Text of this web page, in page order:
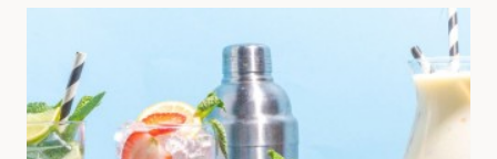
PARA